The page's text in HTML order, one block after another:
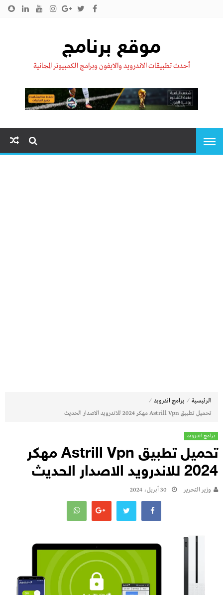
موقع برنامج
أحدث تطبيقات الاندرويد والايفون وبرامج الكمبيوتر المجانية
الرئيسية ⁄ برامج اندرويد ⁄
تحميل تطبيق Astrill Vpn مهكر 2024 للاندرويد الاصدار الحديث
برامج اندرويد
تحميل تطبيق Astrill Vpn مهكر
2024 للاندرويد الاصدار الحديث
وزير التحرير 30 أبريل، 2024